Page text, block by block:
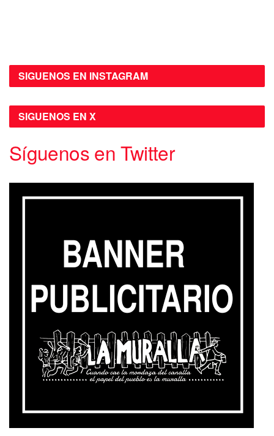
SIGUENOS EN INSTAGRAM
SIGUENOS EN X
Síguenos en Twitter